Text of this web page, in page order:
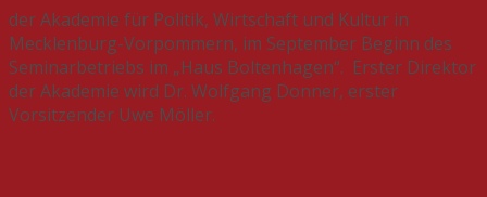
der Akademie für Politik, Wirtschaft und Kultur in
Mecklenburg-Vorpommern, im September Beginn des
Seminarbetriebs im „Haus Boltenhagen“. Erster Direktor
der Akademie wird Dr. Wolfgang Donner, erster
Vorsitzender Uwe Möller.